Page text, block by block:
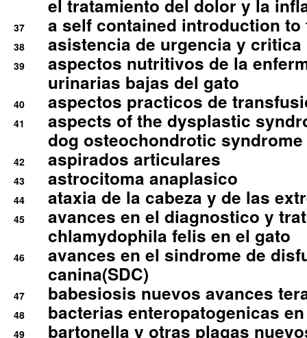
el tratamiento del dolor y la
37 a self contained introduction
38 asistencia de urgencia y
39
aspectos nutritivos de la
urinarias bajas del gato
40 aspectos practicos de
41
aspects of the dysplastic
dog osteochondrotic syndrome
42 aspirados articulares
43 astrocitoma anaplasico
44 ataxia de la cabeza y de las
45
avances en el diagnostico y
chlamydophila felis en el gato
46
avances en el sindrome de
canina(SDC)
47 babesiosis nuevos avances
48 bacterias enteropatogenicas
49
bartonella y otras plagas